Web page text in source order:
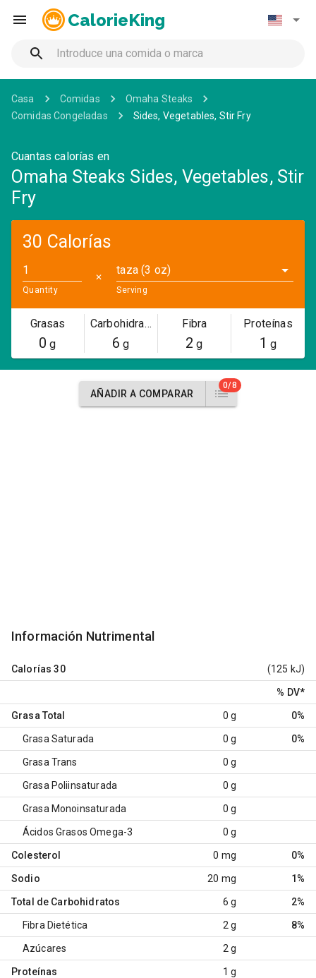
CalorieKing
Casa Comidas
Omaha Steaks
Comidas Congeladas
Sides, Vegetables, Stir Fry
Cuantas calorías en
Omaha Steaks Sides, Vegetables, Stir
Fry
30 Calorías
Quantity
✕
taza (3 oz)
Serving
Grasas
0 g
Carbohidratos
6 g
Fibra
2 g
Proteínas
1 g
AÑADIR A COMPARAR
0/8
Información Nutrimental
Calorías 30 (125 kJ)
% DV*
Grasa Total 0 g 0%
Grasa Saturada 0 g 0%
Grasa Trans 0 g
Grasa Poliinsaturada 0 g
Grasa Monoinsaturada 0 g
Ácidos Grasos Omega-3 0 g
Colesterol 0 mg 0%
Sodio 20 mg 1%
Total de Carbohidratos 6 g 2%
Fibra Dietética 2 g 8%
Azúcares 2 g
Proteínas 1 g